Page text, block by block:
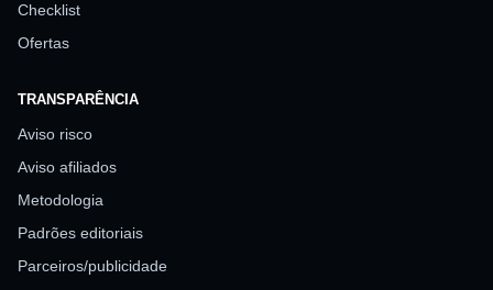
Checklist
Ofertas
TRANSPARÊNCIA
Aviso risco
Aviso afiliados
Metodologia
Padrões editoriais
Parceiros/publicidade